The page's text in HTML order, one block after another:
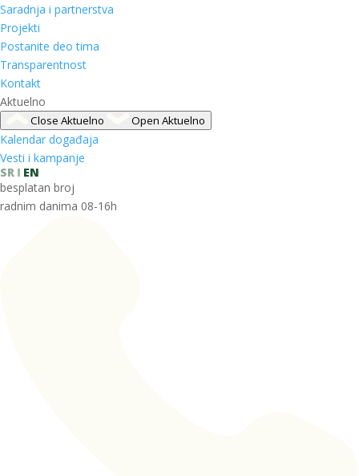
Saradnja i partnerstva
Projekti
Postanite deo tima
Transparentnost
Kontakt
Aktuelno
Close Aktuelno Open Aktuelno
Kalendar događaja
Vesti i kampanje
SR
EN
besplatan broj
radnim danima 08-16h